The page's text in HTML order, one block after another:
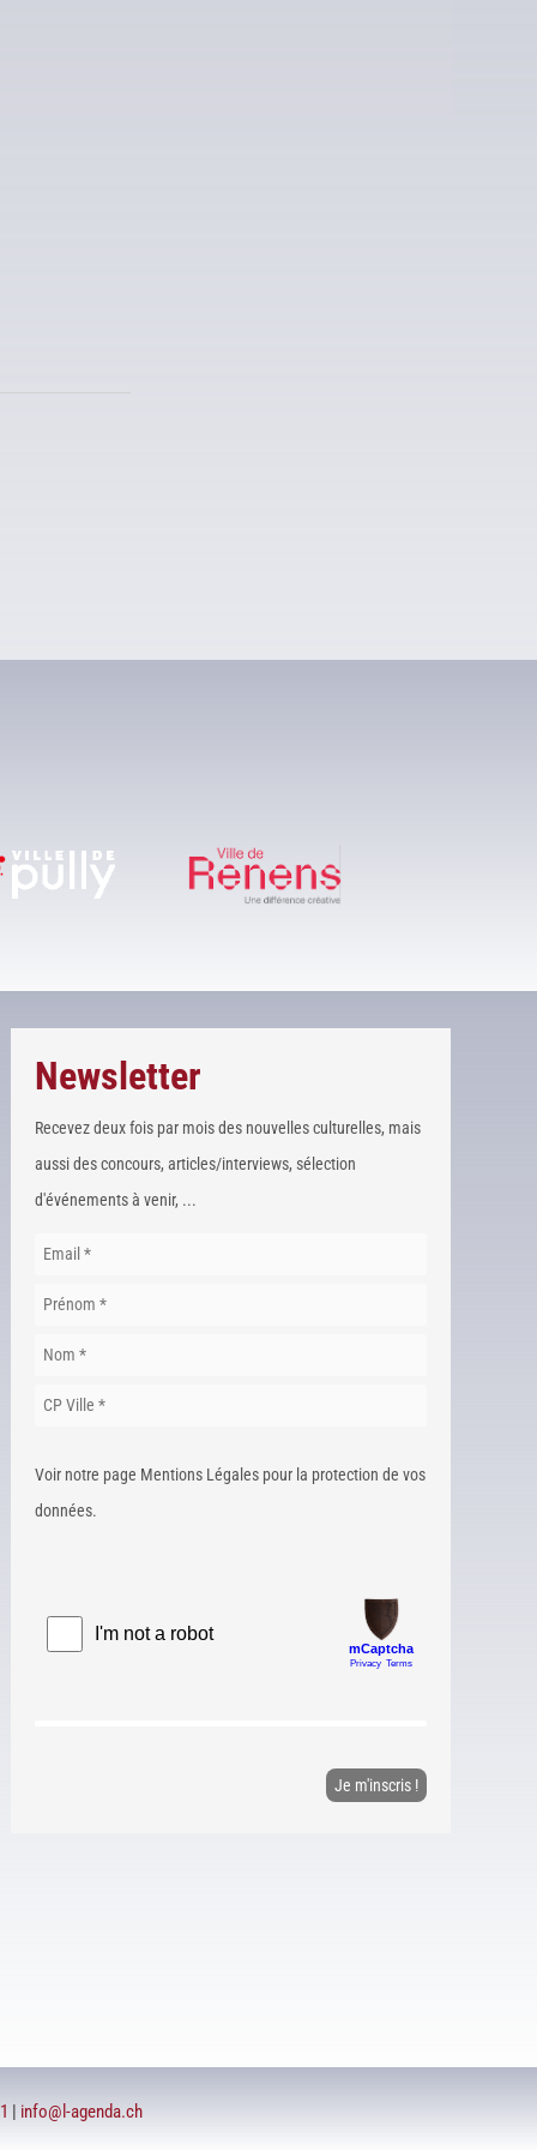
Newsletter
Recevez deux fois par mois des nouvelles culturelles, mais
aussi des concours, articles/interviews, sélection
d'événements à venir, ...
Voir notre page Mentions Légales pour la protection de vos
données.
info@l-agenda.ch